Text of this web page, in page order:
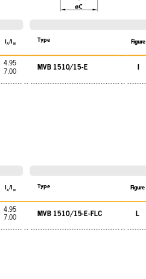
4.95
7.00
MVB 1510/15-E-FLC L
4.95
7.00
MVB 1510/15-E I
A/l N
A/l N
Type
Figure
Type
Figure